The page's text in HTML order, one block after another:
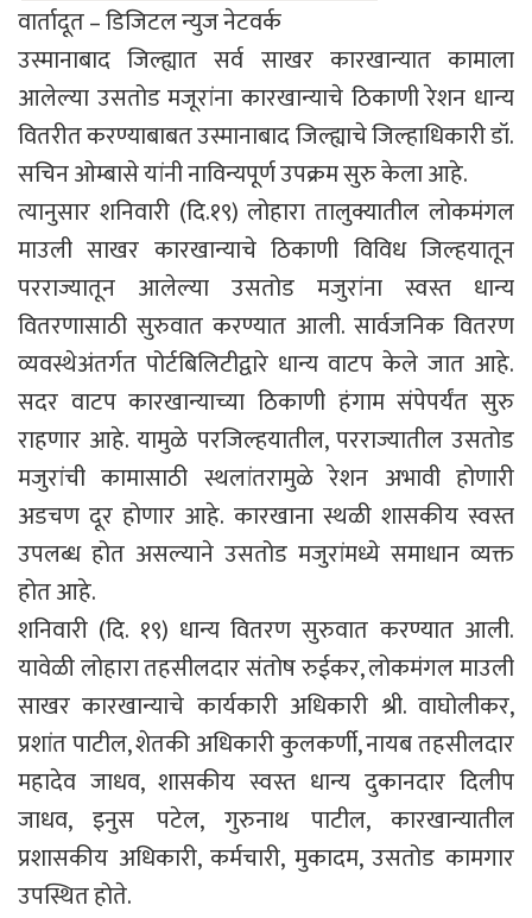
वार्तादूत – डिजिटल न्युज नेटवर्क
उस्मानाबाद जिल्ह्यात सर्व साखर कारखान्यात कामाला
आलेल्या उसतोड मजूरांना कारखान्याचे ठिकाणी रेशन धान्य
वितरीत करण्याबाबत उस्मानाबाद जिल्ह्याचे जिल्हाधिकारी डॉ.
सचिन ओम्बासे यांनी नाविन्यपूर्ण उपक्रम सुरु केला आहे.
त्यानुसार शनिवारी (दि.१९) लोहारा तालुक्यातील लोकमंगल
माउली साखर कारखान्याचे ठिकाणी विविध जिल्हयातून
परराज्यातून आलेल्या उसतोड मजुरांना स्वस्त धान्य
वितरणासाठी सुरुवात करण्यात आली. सार्वजनिक वितरण
व्यवस्थेअंतर्गत पोर्टबिलिटीद्वारे धान्य वाटप केले जात आहे.
सदर वाटप कारखान्याच्या ठिकाणी हंगाम संपेपर्यंत सुरु
राहणार आहे. यामुळे परजिल्हयातील, परराज्यातील उसतोड
मजुरांची कामासाठी स्थलांतरामुळे रेशन अभावी होणारी
अडचण दूर होणार आहे. कारखाना स्थळी शासकीय स्वस्त
उपलब्ध होत असल्याने उसतोड मजुरांमध्ये समाधान व्यक्त
होत आहे.
शनिवारी (दि. १९) धान्य वितरण सुरुवात करण्यात आली.
यावेळी लोहारा तहसीलदार संतोष रुईकर, लोकमंगल माउली
साखर कारखान्याचे कार्यकारी अधिकारी श्री. वाघोलीकर,
प्रशांत पाटील, शेतकी अधिकारी कुलकर्णी, नायब तहसीलदार
महादेव जाधव, शासकीय स्वस्त धान्य दुकानदार दिलीप
जाधव, इनुस पटेल, गुरुनाथ पाटील, कारखान्यातील
प्रशासकीय अधिकारी, कर्मचारी, मुकादम, उसतोड कामगार
उपस्थित होते.